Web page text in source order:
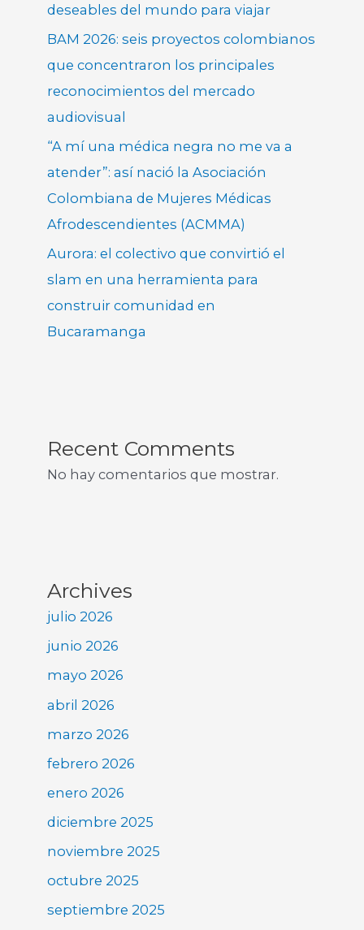
deseables del mundo para viajar
BAM 2026: seis proyectos colombianos
que concentraron los principales
reconocimientos del mercado
audiovisual
“A mí una médica negra no me va a
atender”: así nació la Asociación
Colombiana de Mujeres Médicas
Afrodescendientes (ACMMA)
Aurora: el colectivo que convirtió el
slam en una herramienta para
construir comunidad en
Bucaramanga
Recent Comments
No hay comentarios que mostrar.
Archives
julio 2026
junio 2026
mayo 2026
abril 2026
marzo 2026
febrero 2026
enero 2026
diciembre 2025
noviembre 2025
octubre 2025
septiembre 2025